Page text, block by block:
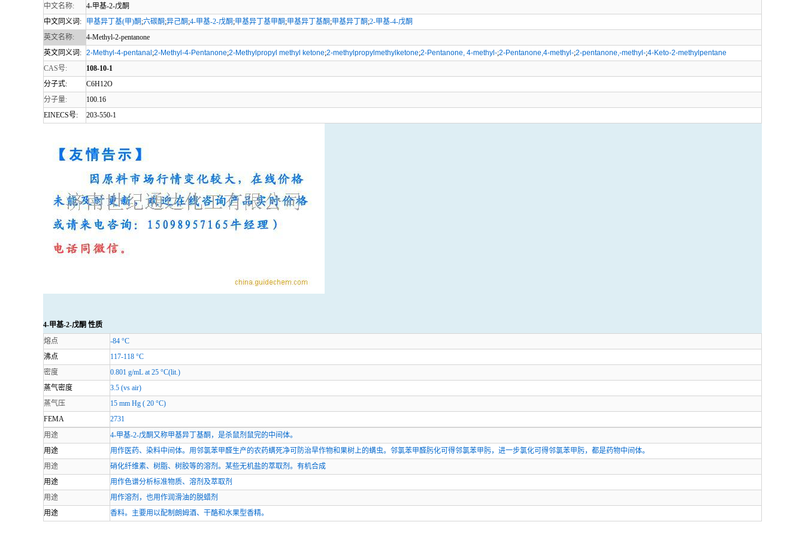
中文名称:
4-甲基-2-戊酮
中文同义词:
甲基异丁基(甲)酮 ;六碳酮 ;异己酮 ;4-甲基-2-戊酮 ;甲基异丁基甲酮 ;甲基异丁基酮 ;甲基异丁酮 ;2-甲基-4-戊酮
英文名称:
4-Methyl-2-pentanone
英文同义词: 2-Methyl-4-pentanal ;2-Methyl-4-Pentanone;2-Methylpropyl methyl ketone;2-methylpropylmethylketone;2-Pentanone, 4-methyl-;2-Pentanone,4-methyl-;2-pentanone,-methyl-;4-Keto-2-methylpentane
CAS号:
108-10-1
分子式:
C6H12O
分子量:
100.16
EINECS号:
203-550-1
4-甲基-2-戊酮 性质
熔点
-84 °C
沸点
117-118 °C
密度
0.801 g/mL at 25 °C(lit.)
蒸气密度
3.5 (vs air)
蒸气压
15 mm Hg ( 20 °C)
FEMA
2731
用途
4-甲基-2-戊酮又称甲基异丁基酮，是杀鼠剂鼠完的中间体。
用途
用作医药、染料中间体。用邻氯苯甲醛生产的农药螨死净可防治旱作物和果树上的螨虫。邻氯苯甲醛肟化可得邻氯苯甲肟，进一步氯化可得邻氯苯甲肟，都是药物中间体。
用途
硝化纤维素、树脂、树胶等的溶剂。某些无机盐的萃取剂。有机合成
用途
用作色谱分析标准物质、溶剂及萃取剂
用途
用作溶剂，也用作润滑油的脱蜡剂
用途
香料。主要用以配制朗姆酒、干酪和水果型香精。